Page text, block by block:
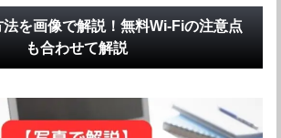
を画像で解説！無料Wi-Fiの注意点
も合わせて解説